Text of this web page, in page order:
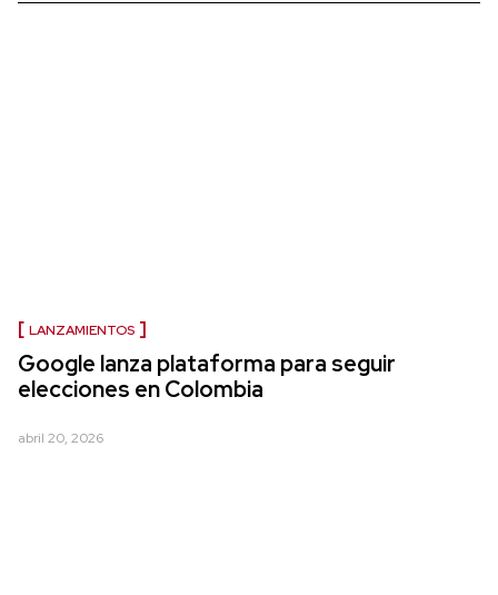
LANZAMIENTOS
Google lanza plataforma para seguir
elecciones en Colombia
abril 20, 2026